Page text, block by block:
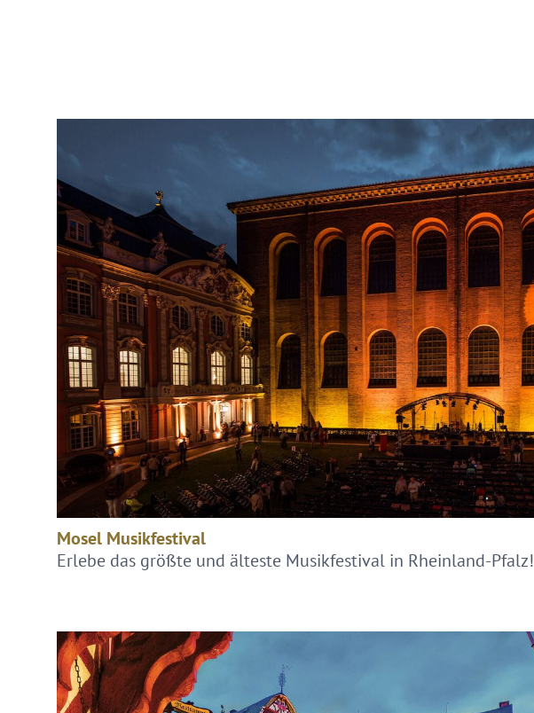
Mosel Musikfestival
Erlebe das größte und älteste Musikfestival in Rheinland-Pfalz!